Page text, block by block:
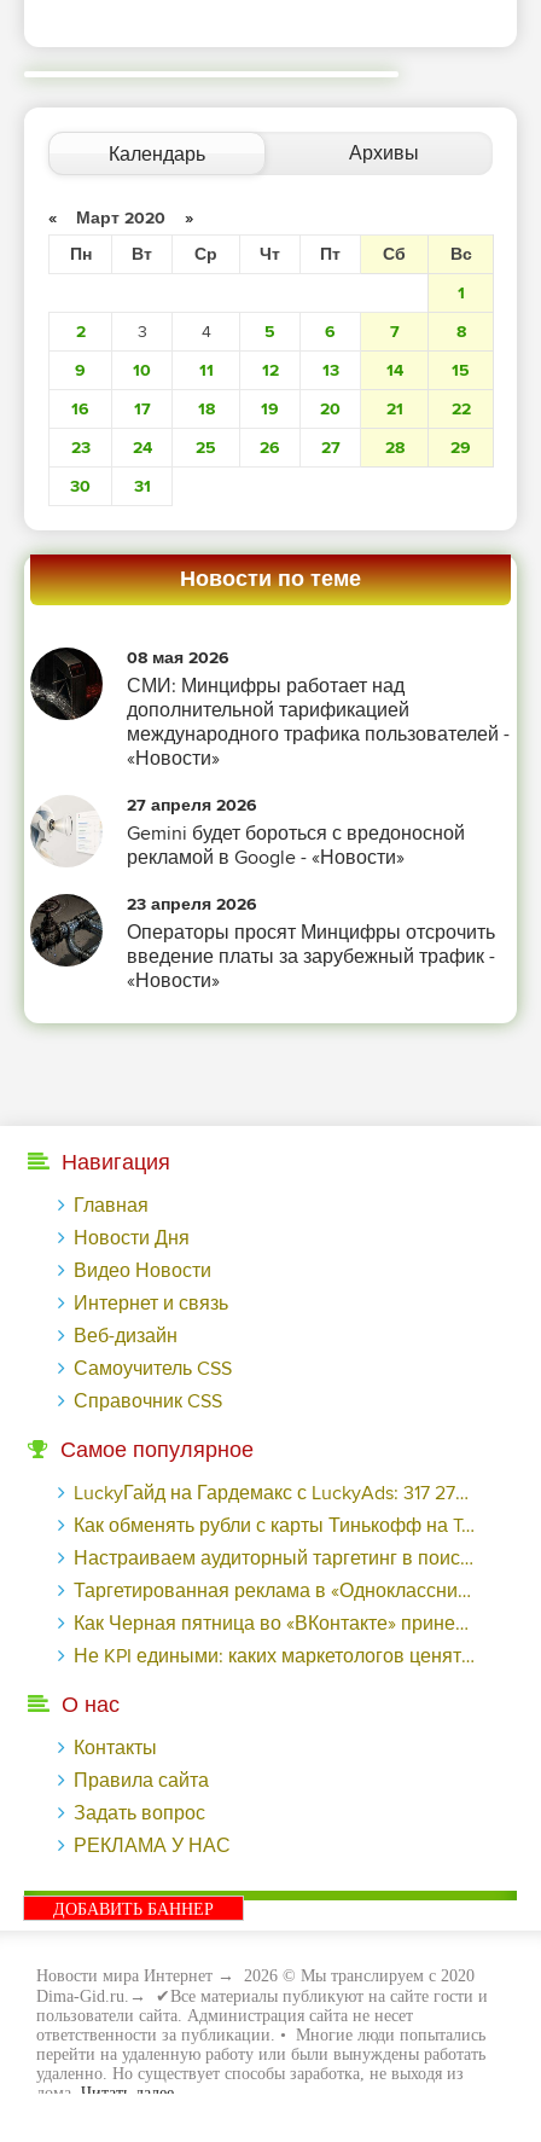
Календарь Архивы
« Март 2020 »
Пн
Вт Ср Чт Пт Сб
Вс
1
2
3 4 5 6 7
8
9
10 11 12 13 14
15
16
17 18 19 20 21
22
23
24 25 26 27 28
29
30
31
Новости по теме
08 мая 2026
СМИ: Минцифры работает над
дополнительной тарификацией
международного трафика пользователей -
«Новости»
27 апреля 2026
Gemini будет бороться с вредоносной
рекламой в Google - «Новости»
23 апреля 2026
Операторы просят Минцифры отсрочить
введение платы за зарубежный трафик -
«Новости»
Навигация
Главная
Новости Дня
Видео Новости
Интернет и связь
Веб-дизайн
Самоучитель CSS
Справочник CSS
Самое популярное
LuckyГайд на Гардемакс с LuckyAds: 317 279 рублей за 10 дней - «Надо знать»
Как обменять рубли с карты Тинькофф на Tether ERC20 (USDT)?
Настраиваем аудиторный таргетинг в поисковой кампании Google Ads - «Заработок»
Таргетированная реклама в «Одноклассниках»: как ее настроить и нужно ли - «Заработок»
Как Черная пятница во «ВКонтакте» принесла магазину подарков 221 продажу по цене 38 рублей - «Заработок»
Не KPI едиными: каких маркетологов ценят - «Заработок»
О нас
Контакты
Правила сайта
Задать вопрос
РЕКЛАМА У НАС
ДОБАВИТЬ БАННЕР
Новости мира Интернет → 2026 © Мы транслируем с 2020
Dima-Gid.ru.→ ✔Все материалы публикуют на сайте гости и
пользователи сайта. Администрация сайта не несет
ответственности за публикации. • Многие люди попытались
перейти на удаленную работу или были вынуждены работать
удаленно. Но существует способы заработка, не выходя из
дома. Читать далее...